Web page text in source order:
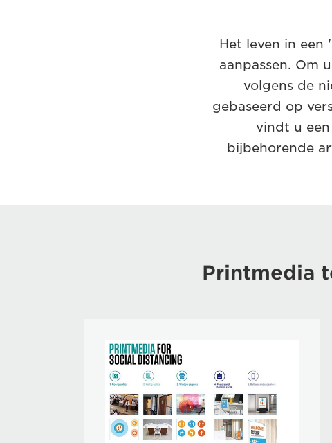
Het leven in een
aanpassen. Om
volgens de
gebaseerd op
vindt u
bijbehorende
Printmedia